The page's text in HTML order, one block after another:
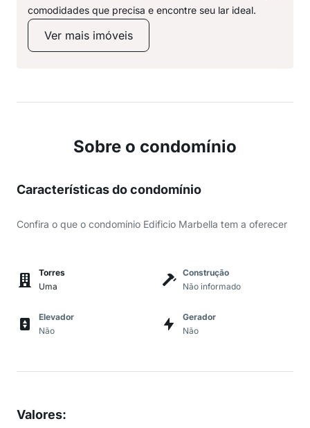
comodidades que precisa e encontre seu lar ideal.
Ver mais imóveis
Sobre o condomínio
Características do condomínio
Confira o que o condomínio Edificio Marbella tem a oferecer
Torres
Uma
Construção
Não informado
Elevador
Não
Gerador
Não
Valores: